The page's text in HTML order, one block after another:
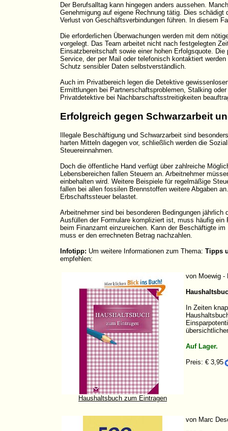
Der Berufsalltag kann hingegen anders aussehen.
Genehmigung auf eigene Rechnung tätig. Dies
Verlust von Geschäftsverbindungen führen. In diesem
Die erforderlichen Überwachungen werden mit dem
vorgelegt. Das Team arbeitet nicht nach festgelegten
Einsatzbereitschaft sowie einer hohen Erfolgsquote.
Service, der per Mail oder telefonisch kontaktiert
Schutz sensibler Daten selbstverständlich.
Auch im Privatbereich legen die Detektive
Ermittlungen bei Partnerschaftsproblemen, Stalking
Privatdetektive bei Nachbarschaftsstreitigkeiten
Erfolgreich gegen Schwarzarbeit
Illegale Beschäftigung und Schwarzarbeit sind
harten Mitteln dagegen vor, schließlich werden die
Steuereinnahmen.
Doch die öffentliche Hand verfügt über zahlreiche
Lebensbereichen fallen Steuern an. Arbeitnehmer
einbehalten wird. Weitere Beispiele für regelmäßige
fallen bei allen fossilen Brennstoffen weitere Abgaben
Erbschaftssteuer belastet.
Arbeitnehmer sind bei besonderen Bedingungen
Ausfüllen der Formulare kompliziert ist, muss häufig ein
beim Finanzamt einzureichen. Kann der Beschäftigte
muss er den errechneten Betrag nachzahlen.
Infotipp: Um weitere Informationen zum Thema: Tipps
empfehlen:
Haushaltsbuch zum Eintragen
von Moewig -
In Zeiten
Auf Lager.
Preis: € 3,95
von Marc